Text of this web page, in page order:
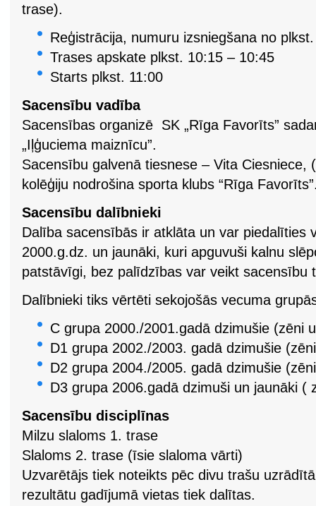
trase).
Reģistrācija, numuru izsniegšana no
Trases apskate plkst. 10:15 – 10:45
Starts plkst. 11:00
Sacensību vadība
Sacensības organizē SK „Rīga Favorīts”
„Iļģuciema maiznīcu”.
Sacensību galvenā tiesnese – Vita Ciesniece,
kolēģiju nodrošina sporta klubs “Rīga
Sacensību dalībnieki
Dalība sacensībās ir atklāta un var piedalīties
2000.g.dz. un jaunāki, kuri apguvuši kalnu
patstāvīgi, bez palīdzības var veikt sacensību
Dalībnieki tiks vērtēti sekojošās vecuma
C grupa 2000./2001.gadā dzimušie (zēni
D1 grupa 2002./2003. gadā dzimušie
D2 grupa 2004./2005. gadā dzimušie
D3 grupa 2006.gadā dzimuši un jaunāki (
Sacensību disciplīnas
Milzu slaloms 1. trase
Slaloms 2. trase (īsie slaloma vārti)
Uzvarētājs tiek noteikts pēc divu trašu
rezultātu gadījumā vietas tiek dalītas.